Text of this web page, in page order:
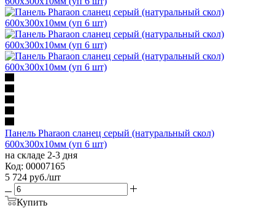
Панель Pharaon сланец серый (натуральный скол)
600х300х10мм (уп 6 шт)
на складе 2-3 дня
Код: 00007165
5 724 руб./шт
Купить